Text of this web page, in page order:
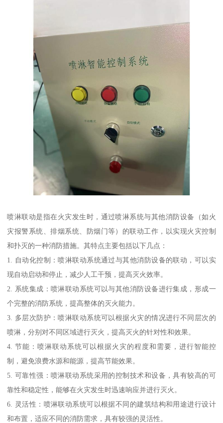
喷淋联动是指在火灾发生时，通过喷淋系统与其他消防设备（如火
灾报警系统、排烟系统、防烟门等）的联动工作，以实现火灾控制
和扑灭的一种消防措施。其特点主要包括以下几点：
1. 自动化控制：喷淋联动系统通过与其他消防设备的联动，可以实
现自动启动和停止，减少人工干预，提高灭火效率。
2. 系统集成：喷淋联动系统可以与其他消防设备进行集成，形成一
个完整的消防系统，提高整体的灭火能力。
3. 多层次防护：喷淋联动系统可以根据火灾的情况进行不同层次的
喷淋，分别对不同区域进行灭火，提高灭火的针对性和效果。
4. 节能：喷淋联动系统可以根据火灾的程度和需要，进行智能控
制，避免浪费水源和能源，提高节能效果。
5. 可靠性强：喷淋联动系统采用的控制技术和设备，具有较高的可
靠性和稳定性，能够在火灾发生时迅速响应并进行灭火。
6. 灵活性：喷淋联动系统可以根据不同的建筑结构和用途进行设计
和布置，适应不同的消防需求，具有较强的灵活性。